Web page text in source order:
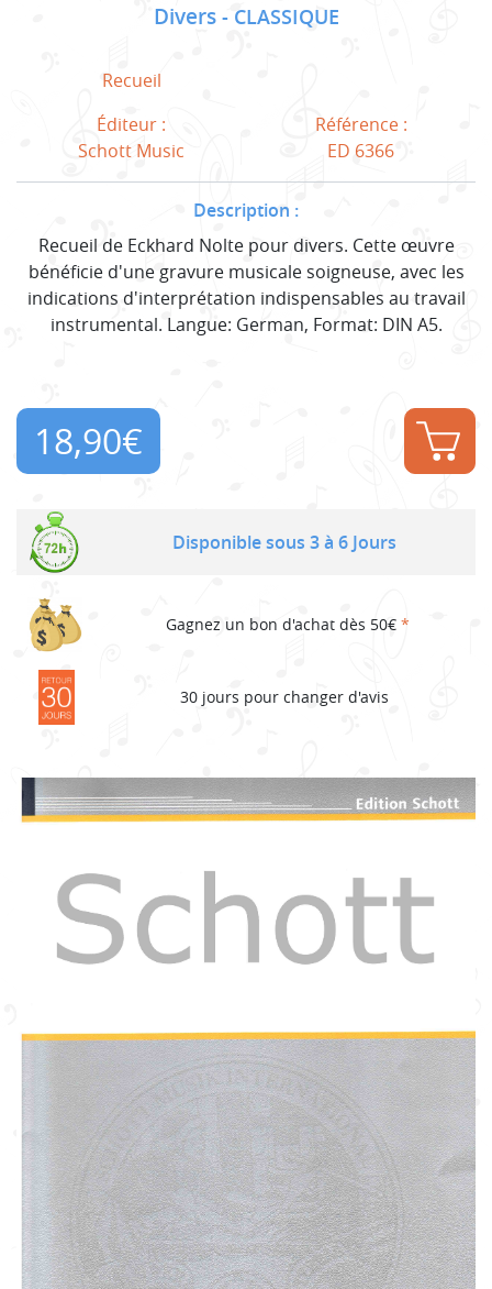
Divers CLASSIQUE
Recueil
Éditeur :
Schott Music
Référence :
ED 6366
Description :
Recueil de Eckhard Nolte pour divers. Cette œuvre
bénéficie d'une gravure musicale soigneuse, avec les
indications d'interprétation indispensables au travail
instrumental. Langue: German, Format: DIN A5.
18,90€
Disponible sous 3 à 6 Jours
Gagnez un bon d'achat dès 50€ *
30 jours pour changer d'avis